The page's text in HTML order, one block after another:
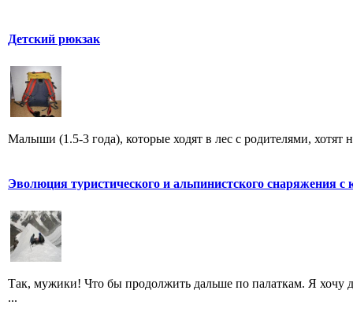
Детский рюкзак
Малыши (1.5-3 года), которые ходят в лес с родителями, хотят
Эволюция туристического и альпинистского снаряжения с
Так, мужики! Что бы продолжить дальше по палаткам. Я хочу
...